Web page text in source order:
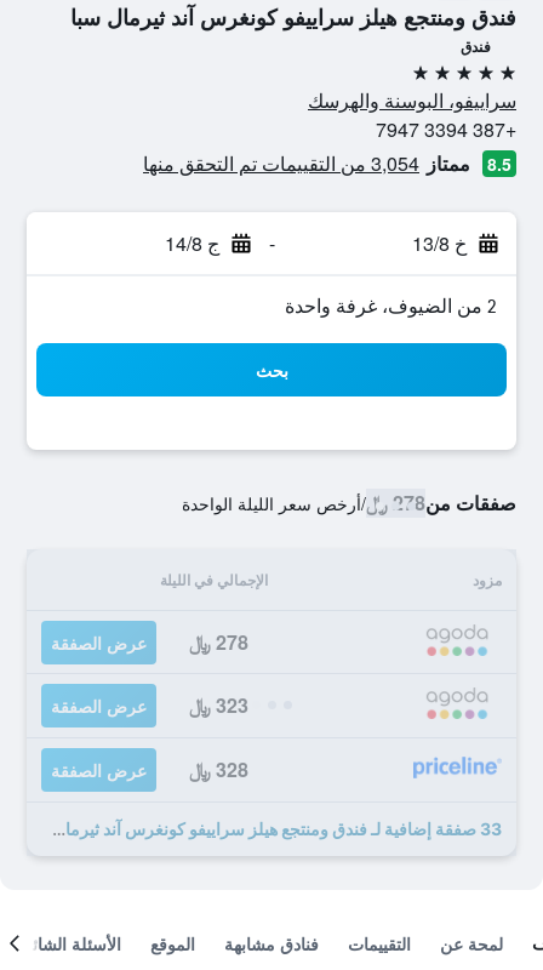
فندق ومنتجع هيلز سراييفو كونغرس آند ثيرمال سبا
فندق
5 نجوم
سراييفو، البوسنة والهرسك
+387 3394 7947
8.5 ممتاز 3,054 من التقييمات تم التحقق منها
خ 13/8 - ج 14/8
2 من الضيوف، غرفة واحدة
بحث
صفقات من278 ﷼ /أرخص سعر الليلة الواحدة
مزود الإجمالي في الليلة
278 ﷼ عرض الصفقة
323 ﷼ عرض الصفقة
328 ﷼ عرض الصفقة
33 صفقة إضافية لـ فندق ومنتجع هيلز سراييفو كونغرس آند ثيرمال سبا
لمحة عن التقييمات فنادق مشابهة الموقع الأسئلة الشائعة